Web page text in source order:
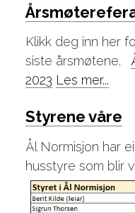
Klikk deg inn her
siste årsmøtene.
2023 Les mer...
Styrene våre
Ål Normisjon har
husstyre som blir